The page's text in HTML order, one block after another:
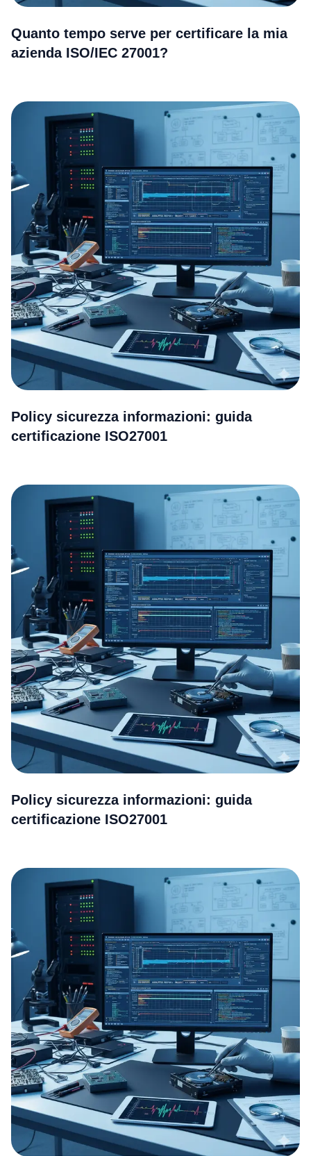
Quanto tempo serve per certificare la mia
azienda ISO/IEC 27001?
Policy sicurezza informazioni: guida
certificazione ISO27001
Policy sicurezza informazioni: guida
certificazione ISO27001